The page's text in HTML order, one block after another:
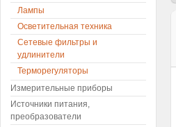
Лампы
Осветительная техника
Сетевые фильтры и
удлинители
Терморегуляторы
Измерительные приборы
Источники питания,
преобразователи